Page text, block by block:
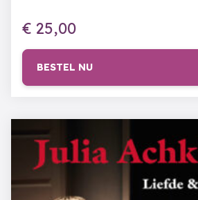
€ 25,00
BESTEL NU